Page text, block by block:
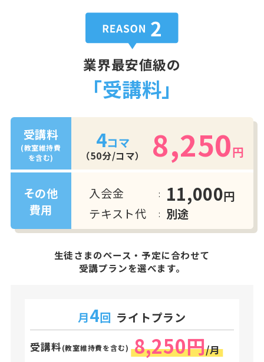
業界最安値級の
「受講料」
受講料
(教室維持費
を含む)
4コマ
（50分/コマ） 8,250円
その他
費用
入会金 11,000円
テキスト代
別途
生徒さまのペース・予定に合わせて
受講プランを選べます。
月4回 ライトプラン
受講料(教室維持費を含む) 8,250円/月